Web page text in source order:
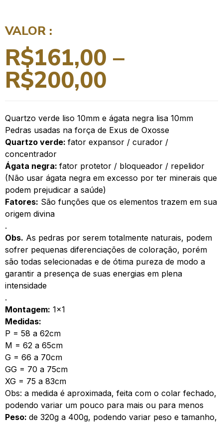
VALOR :
R$161,00 –
R$200,00
Quartzo verde liso 10mm e ágata negra lisa 10mm
Pedras usadas na força de Exus de Oxosse
Quartzo verde: fator expansor / curador /
concentrador
Ágata negra: fator protetor / bloqueador / repelidor
(Não usar ágata negra em excesso por ter minerais que
podem prejudicar a saúde)
Fatores: São funções que os elementos trazem em sua
origem divina
.
Obs. As pedras por serem totalmente naturais, podem
sofrer pequenas diferenciações de coloração, porém
são todas selecionadas e de ótima pureza de modo a
garantir a presença de suas energias em plena
intensidade
.
Montagem: 1×1
Medidas:
P = 58 a 62cm
M = 62 a 65cm
G = 66 a 70cm
GG = 70 a 75cm
XG = 75 a 83cm
Obs: a medida é aproximada, feita com o colar fechado,
podendo variar um pouco para mais ou para menos
Peso: de 320g a 400g, podendo variar peso e tamanho,